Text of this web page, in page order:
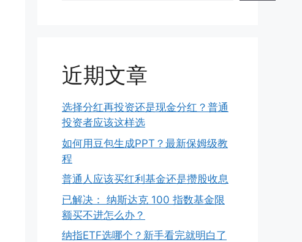
近期文章
选择分红再投资还是现金分红？普通
投资者应该这样选
如何用豆包生成PPT？最新保姆级教
程
普通人应该买红利基金还是攒股收息
已解决： 纳斯达克 100 指数基金限
额买不进怎么办？
纳指ETF选哪个？新手看完就明白了